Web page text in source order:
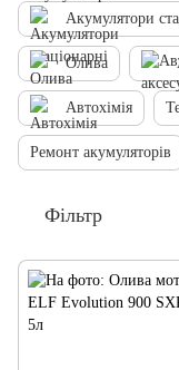
Акумулятори
Олива
Автохімія
Ремонт акумуляторів
Фільтр